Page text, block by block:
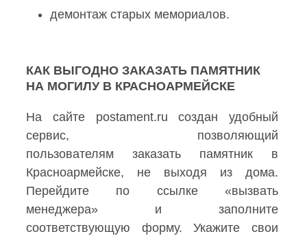
демонтаж старых мемориалов.
КАК ВЫГОДНО ЗАКАЗАТЬ ПАМЯТНИК
НА МОГИЛУ В КРАСНОАРМЕЙСКЕ
На сайте postament.ru создан удобный
сервис, позволяющий
пользователям заказать памятник в
Красноармейске, не выходя из дома.
Перейдите по ссылке «вызвать
менеджера» и заполните
соответствующую форму. Укажите свои